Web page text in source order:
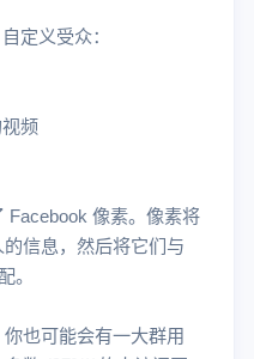
定义受众：
频
Facebook 像素。像素将
信息，然后将它们与
。
也可能会有一大群用